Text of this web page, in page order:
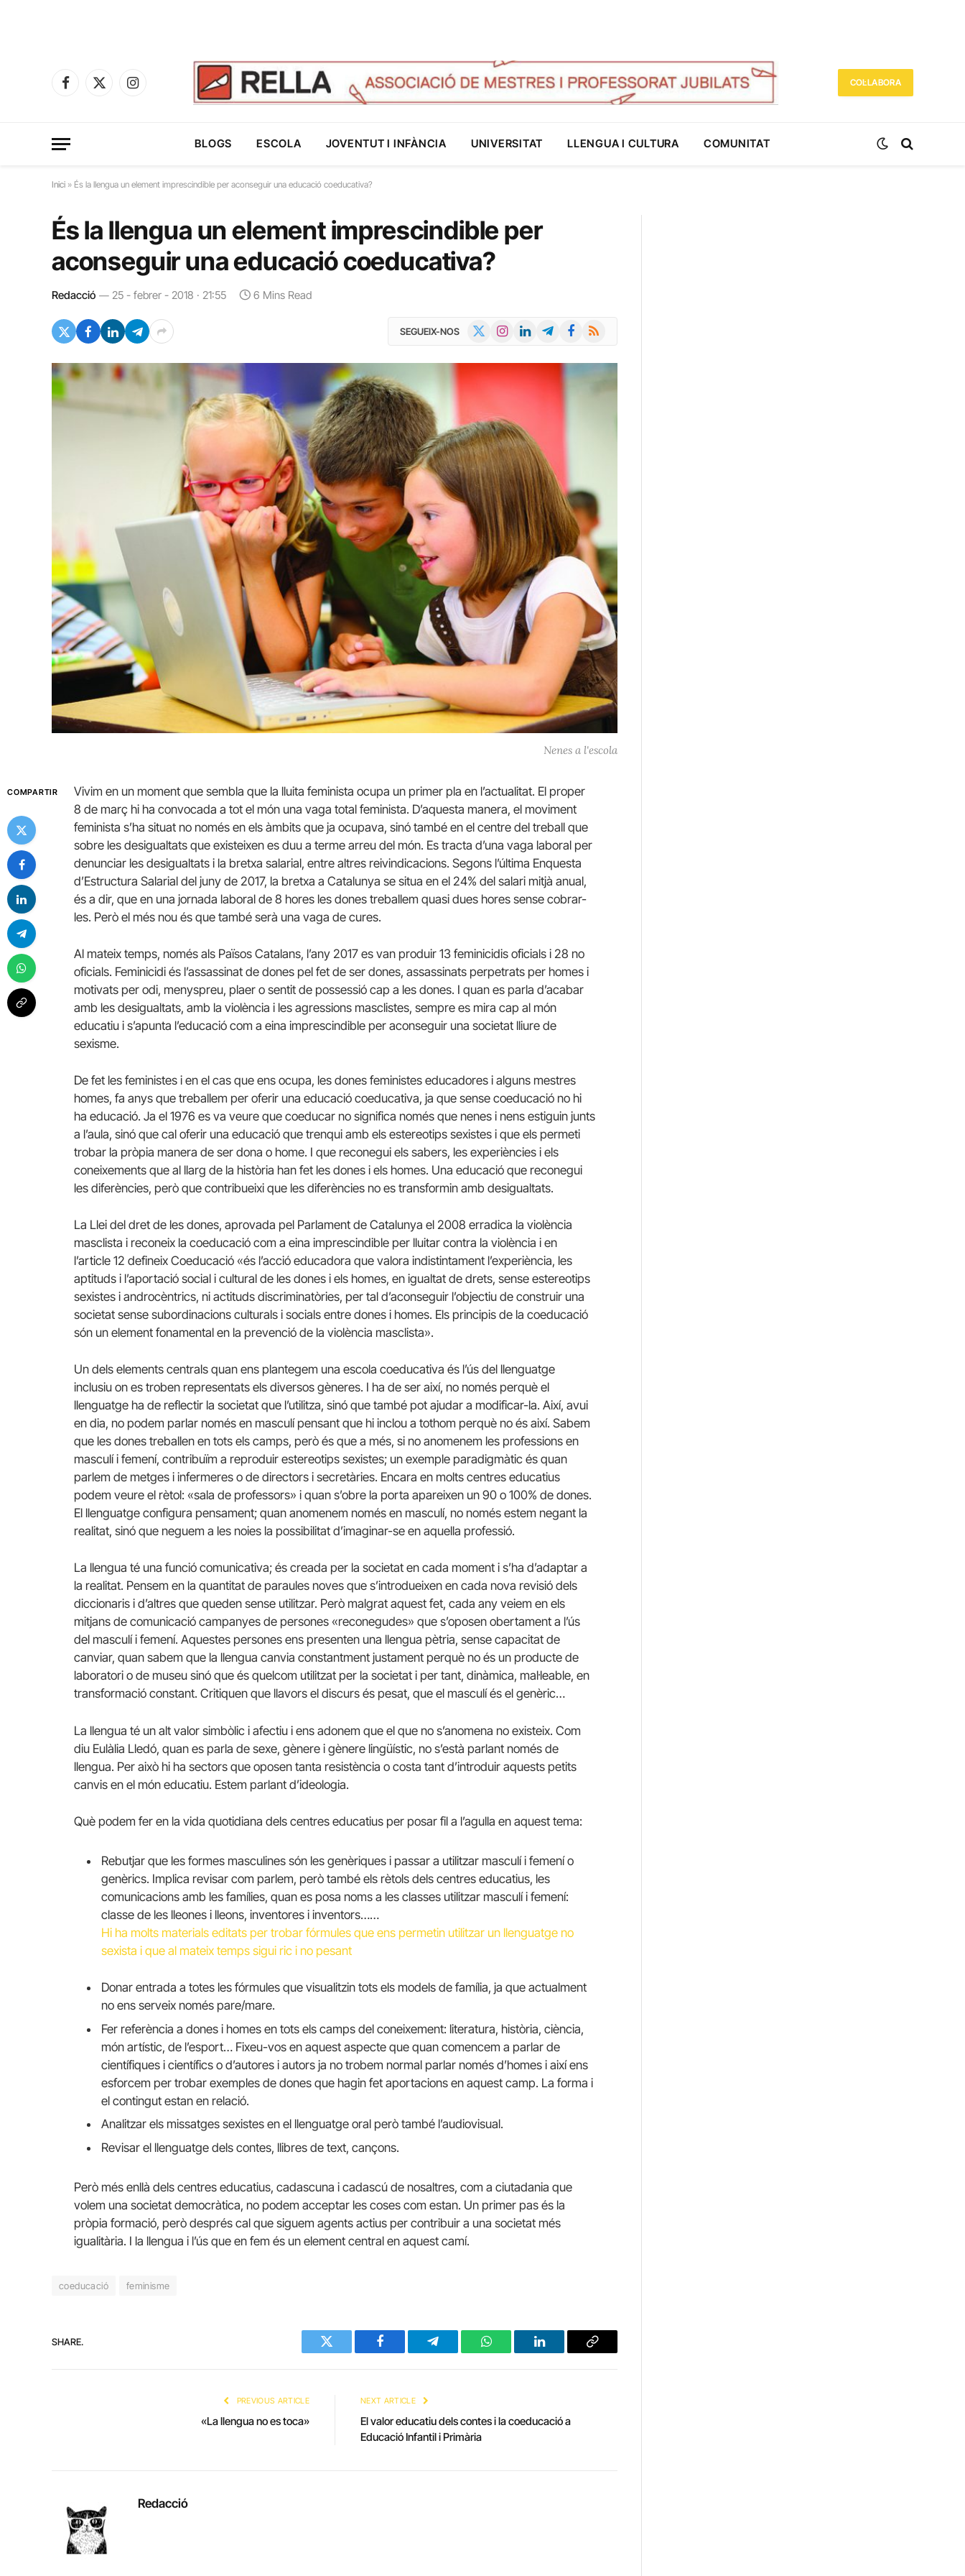
Facebook
X
Instagram
COL·LABORA
BLOGS ESCOLA JOVENTUT I INFÀNCIA UNIVERSITAT LLENGUA I CULTURA COMUNITAT
Inici » És la llengua un element imprescindible per aconseguir una educació coeducativa?
És la llengua un element imprescindible per
aconseguir una educació coeducativa?
Redacció 25 - febrer - 2018 · 21:55 6 Mins Read
SEGUEIX-NOS InstagramLinkedInTelegramFacebook
RSS
Nenes a l'escola
COMPARTIR
Vivim en un moment que sembla que la lluita feminista ocupa un primer pla en l’actualitat. El proper
8 de març hi ha convocada a tot el món una vaga total feminista. D’aquesta manera, el moviment
feminista s’ha situat no només en els àmbits que ja ocupava, sinó també en el centre del treball que
sobre les desigualtats que existeixen es duu a terme arreu del món. Es tracta d’una vaga laboral per
denunciar les desigualtats i la bretxa salarial, entre altres reivindicacions. Segons l’última Enquesta
d’Estructura Salarial del juny de 2017, la bretxa a Catalunya se situa en el 24% del salari mitjà anual,
és a dir, que en una jornada laboral de 8 hores les dones treballem quasi dues hores sense cobrar-
les. Però el més nou és que també serà una vaga de cures.
Al mateix temps, només als Països Catalans, l’any 2017 es van produir 13 feminicidis oficials i 28 no
oficials. Feminicidi és l’assassinat de dones pel fet de ser dones, assassinats perpetrats per homes i
motivats per odi, menyspreu, plaer o sentit de possessió cap a les dones. I quan es parla d’acabar
amb les desigualtats, amb la violència i les agressions masclistes, sempre es mira cap al món
educatiu i s’apunta l’educació com a eina imprescindible per aconseguir una societat lliure de
sexisme.
De fet les feministes i en el cas que ens ocupa, les dones feministes educadores i alguns mestres
homes, fa anys que treballem per oferir una educació coeducativa, ja que sense coeducació no hi
ha educació. Ja el 1976 es va veure que coeducar no significa només que nenes i nens estiguin junts
a l’aula, sinó que cal oferir una educació que trenqui amb els estereotips sexistes i que els permeti
trobar la pròpia manera de ser dona o home. I que reconegui els sabers, les experiències i els
coneixements que al llarg de la història han fet les dones i els homes. Una educació que reconegui
les diferències, però que contribueixi que les diferències no es transformin amb desigualtats.
La Llei del dret de les dones, aprovada pel Parlament de Catalunya el 2008 erradica la violència
masclista i reconeix la coeducació com a eina imprescindible per lluitar contra la violència i en
l’article 12 defineix Coeducació «és l’acció educadora que valora indistintament l’experiència, les
aptituds i l’aportació social i cultural de les dones i els homes, en igualtat de drets, sense estereotips
sexistes i androcèntrics, ni actituds discriminatòries, per tal d’aconseguir l’objectiu de construir una
societat sense subordinacions culturals i socials entre dones i homes. Els principis de la coeducació
són un element fonamental en la prevenció de la violència masclista».
Un dels elements centrals quan ens plantegem una escola coeducativa és l’ús del llenguatge
inclusiu on es troben representats els diversos gèneres. I ha de ser així, no només perquè el
llenguatge ha de reflectir la societat que l’utilitza, sinó que també pot ajudar a modificar-la. Així, avui
en dia, no podem parlar només en masculí pensant que hi inclou a tothom perquè no és així. Sabem
que les dones treballen en tots els camps, però és que a més, si no anomenem les professions en
masculí i femení, contribuïm a reproduir estereotips sexistes; un exemple paradigmàtic és quan
parlem de metges i infermeres o de directors i secretàries. Encara en molts centres educatius
podem veure el rètol: «sala de professors» i quan s’obre la porta apareixen un 90 o 100% de dones.
El llenguatge configura pensament; quan anomenem només en masculí, no només estem negant la
realitat, sinó que neguem a les noies la possibilitat d’imaginar-se en aquella professió.
La llengua té una funció comunicativa; és creada per la societat en cada moment i s’ha d’adaptar a
la realitat. Pensem en la quantitat de paraules noves que s’introdueixen en cada nova revisió dels
diccionaris i d’altres que queden sense utilitzar. Però malgrat aquest fet, cada any veiem en els
mitjans de comunicació campanyes de persones «reconegudes» que s’oposen obertament a l’ús
del masculí i femení. Aquestes persones ens presenten una llengua pètria, sense capacitat de
canviar, quan sabem que la llengua canvia constantment justament perquè no és un producte de
laboratori o de museu sinó que és quelcom utilitzat per la societat i per tant, dinàmica, mal·leable, en
transformació constant. Critiquen que llavors el discurs és pesat, que el masculí és el genèric…
La llengua té un alt valor simbòlic i afectiu i ens adonem que el que no s’anomena no existeix. Com
diu Eulàlia Lledó, quan es parla de sexe, gènere i gènere lingüístic, no s’està parlant només de
llengua. Per això hi ha sectors que oposen tanta resistència o costa tant d’introduir aquests petits
canvis en el món educatiu. Estem parlant d’ideologia.
Què podem fer en la vida quotidiana dels centres educatius per posar fil a l’agulla en aquest tema:
Rebutjar que les formes masculines són les genèriques i passar a utilitzar masculí i femení o
genèrics. Implica revisar com parlem, però també els rètols dels centres educatius, les
comunicacions amb les famílies, quan es posa noms a les classes utilitzar masculí i femení:
classe de les lleones i lleons, inventores i inventors……
Hi ha molts materials editats per trobar fórmules que ens permetin utilitzar un llenguatge no
sexista i que al mateix temps sigui ric i no pesant
Donar entrada a totes les fórmules que visualitzin tots els models de família, ja que actualment
no ens serveix només pare/mare.
Fer referència a dones i homes en tots els camps del coneixement: literatura, història, ciència,
món artístic, de l’esport… Fixeu-vos en aquest aspecte que quan comencem a parlar de
científiques i científics o d’autores i autors ja no trobem normal parlar només d’homes i així ens
esforcem per trobar exemples de dones que hagin fet aportacions en aquest camp. La forma i
el contingut estan en relació.
Analitzar els missatges sexistes en el llenguatge oral però també l’audiovisual.
Revisar el llenguatge dels contes, llibres de text, cançons.
Però més enllà dels centres educatius, cadascuna i cadascú de nosaltres, com a ciutadania que
volem una societat democràtica, no podem acceptar les coses com estan. Un primer pas és la
pròpia formació, però després cal que siguem agents actius per contribuir a una societat més
igualitària. I la llengua i l’ús que en fem és un element central en aquest camí.
coeducació feminisme
SHARE.
Twitter Facebook Telegram WhatsAppLinkedIn Copy
PREVIOUS ARTICLE
«La llengua no es toca»
NEXT ARTICLE
El valor educatiu dels contes i la coeducació a
Educació Infantil i Primària
Redacció